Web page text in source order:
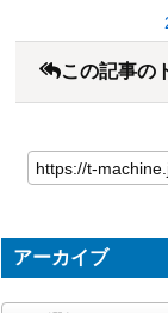
この記事の
アーカイブ